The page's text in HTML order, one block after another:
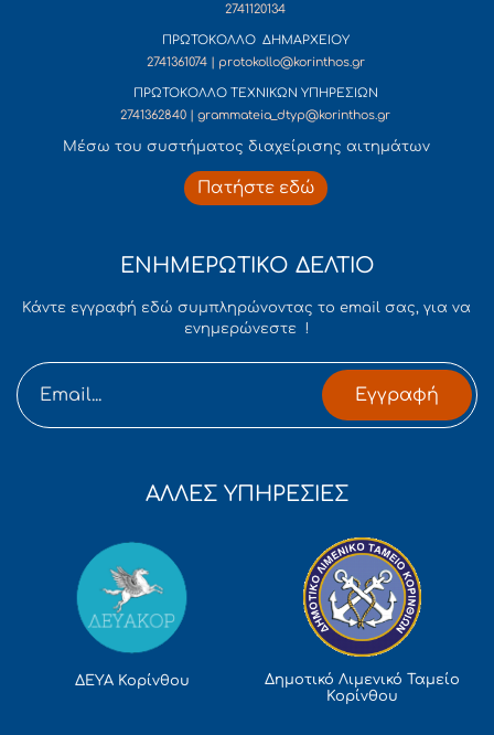
2741120134
ΠΡΩΤΟΚΟΛΛΟ ΔΗΜΑΡΧΕΙΟΥ
2741361074 | protokollo@korinthos.gr
ΠΡΩΤΟΚΟΛΛΟ ΤΕΧΝΙΚΩΝ ΥΠΗΡΕΣΙΩΝ
2741362840 | grammateia_dtyp@korinthos.gr
Mέσω του συστήματος διαχείρισης αιτημάτων
Πατήστε εδώ
ΕΝΗΜΕΡΩΤΙΚΟ ΔΕΛΤΙΟ
Κάντε εγγραφή εδώ συμπληρώνοντας το email σας, για να
ενημερώνεστε !
Εγγραφή
ΑΛΛΕΣ ΥΠΗΡΕΣΙΕΣ
ΔΕΥΑ Κορίνθου
Δημοτικό Λιμενικό Ταμείο
Κορίνθου